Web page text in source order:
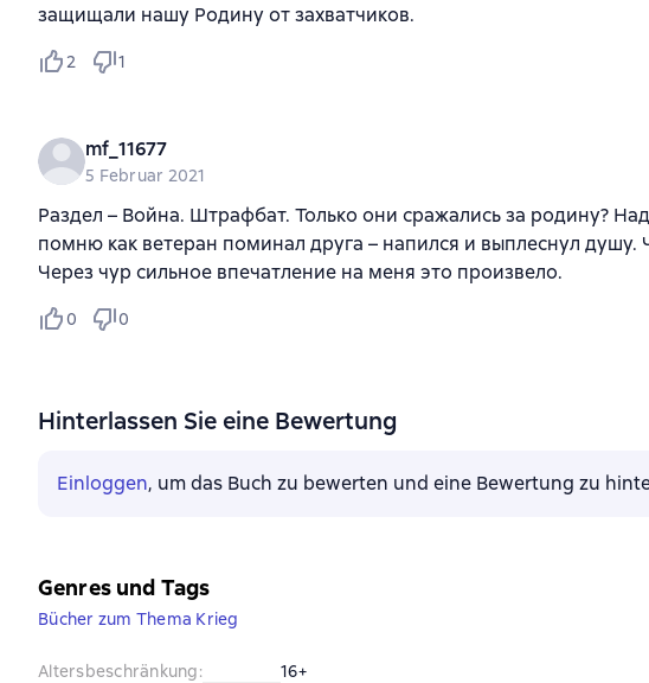
защищали нашу Родину от захватчиков.
2 1
mf_11677
5 Februar 2021
Раздел – Война. Штрафбат. Только они сражались за родину?
помню как ветеран поминал друга – напился и выплеснул
Через чур сильное впечатление на меня это произвело.
0 0
Hinterlassen Sie eine Bewertung
Einloggen, um das Buch zu bewerten und eine Bewertung zu
Genres und Tags
Bücher zum Thema Krieg
Altersbeschränkung:
16+